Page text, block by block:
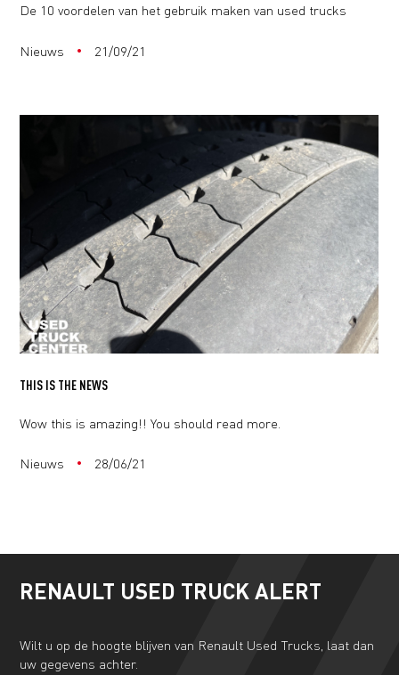
De 10 voordelen van het gebruik maken van used trucks
Nieuws 21/09/21
THIS IS THE NEWS
Wow this is amazing!! You should read more.
Nieuws 28/06/21
RENAULT USED TRUCK ALERT
Wilt u op de hoogte blijven van Renault Used Trucks, laat dan
uw gegevens achter.